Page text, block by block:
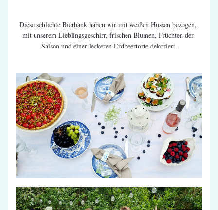
Diese schlichte Bierbank haben wir mit weißen Hussen bezogen,
mit unserem Lieblingsgeschirr, frischen Blumen, Früchten der
Saison und einer leckeren Erdbeertorte dekoriert.